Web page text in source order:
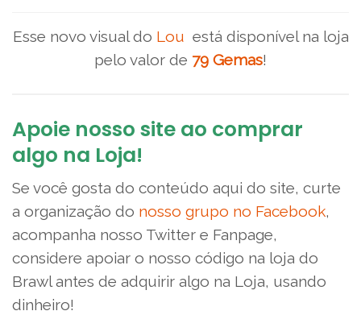
Esse novo visual do Lou está disponível na loja
pelo valor de 79 Gemas!
Apoie nosso site ao comprar
algo na Loja!
Se você gosta do conteúdo aqui do site, curte
a organização do nosso grupo no Facebook,
acompanha nosso Twitter e Fanpage,
considere apoiar o nosso código na loja do
Brawl antes de adquirir algo na Loja, usando
dinheiro!